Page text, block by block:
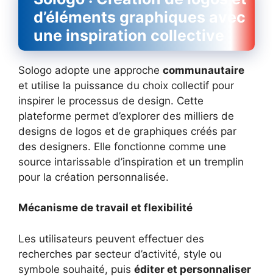
d’éléments graphiques avec
une inspiration collective
Sologo adopte une approche communautaire
et utilise la puissance du choix collectif pour
inspirer le processus de design. Cette
plateforme permet d’explorer des milliers de
designs de logos et de graphiques créés par
des designers. Elle fonctionne comme une
source intarissable d’inspiration et un tremplin
pour la création personnalisée.
Mécanisme de travail et flexibilité
Les utilisateurs peuvent effectuer des
recherches par secteur d’activité, style ou
symbole souhaité, puis éditer et personnaliser